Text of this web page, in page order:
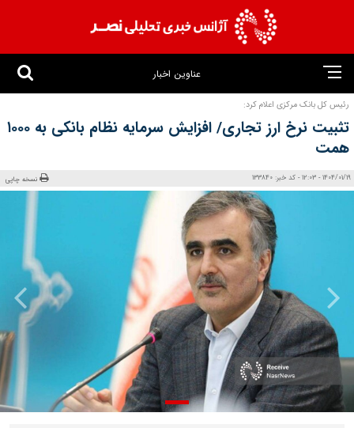
عناوین اخبار
رئیس کل بانک مرکزی اعلام کرد:
تثبیت نرخ ارز تجاری/ افزایش سرمایه نظام بانکی به ۱۰۰۰
همت
1404/01/19 - 12:03 - کد خبر: 133840 نسخه چاپی